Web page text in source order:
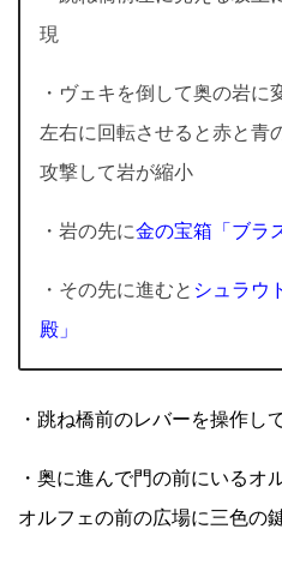
現
・ヴェキを倒して奥の岩に
左右に回転させると赤と青
攻撃して岩が縮小
・岩の先に金の宝箱「ブラ
・その先に進むと シュラウ
殿」
・跳ね橋前のレバーを操作し
・奥に進んで門の前にいるオ
オルフェの前の広場に三色の